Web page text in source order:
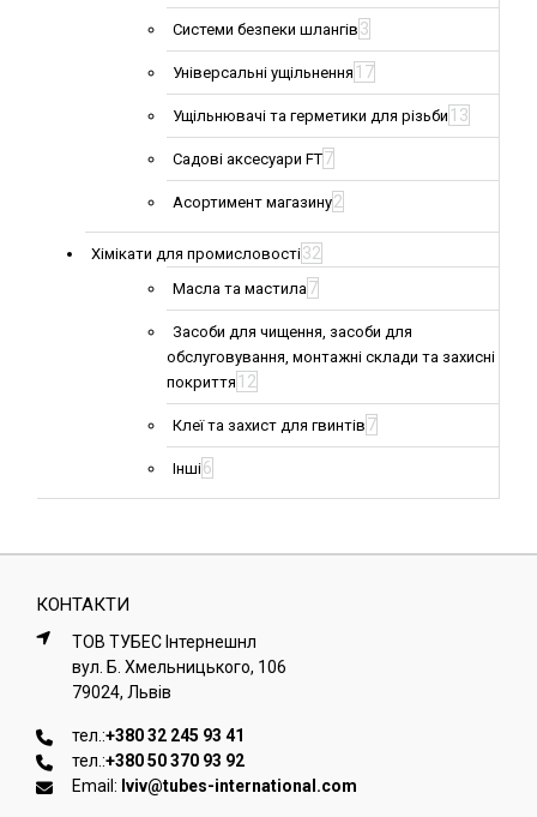
Системи безпеки шлангів 3
Універсальні ущільнення 17
Ущільнювачі та герметики для різьби 13
Садові аксесуари FT7
Асортимент магазину2
Хімікати для промисловості32
Масла та мастила7
Засоби для чищення, засоби для
обслуговування, монтажні склади та захисні
покриття 12
Клеї та захист для гвинтів 7
Інші6
КОНТАКТИ
ТОВ ТУБЕС Iнтернешнл
вул. Б. Хмельницького, 106
79024, Львiв
тел.:+380 32 245 93 41
тел.:+380 50 370 93 92
Email: lviv@tubes-international.com